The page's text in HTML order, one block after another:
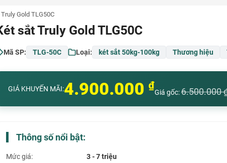
Gold TLG50C
sắt Truly Gold TLG50C
Mã SP: TLG-50C Loại: két sắt 50kg-100kg Thương hiệu
GIÁ KHUYẾN MÃI:4.900.000 ₫
Giá gốc:6.500.000
Thông số nổi bật:
Mức giá:
3 - 7 triệu